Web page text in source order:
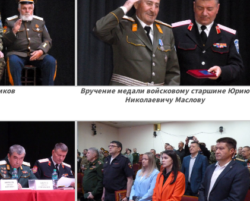
Вручение медали войсковому старшине Юрию
Николаевичу Маслову